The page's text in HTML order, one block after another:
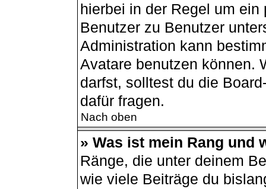
hierbei in der Regel um
Benutzer zu Benutzer
Administration kann
Avatare benutzen können.
darfst, solltest du die
dafür fragen.
Nach oben
» Was ist mein Rang und
Ränge, die unter deinem
wie viele Beiträge du